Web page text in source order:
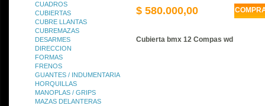
CUADROS
CUBIERTAS
CUBRE LLANTAS
CUBREMAZAS
DESARMES
DIRECCION
FORMAS
FRENOS
GUANTES / INDUMENTARIA
HORQUILLAS
MANOPLAS / GRIPS
MAZAS DELANTERAS
$ 580.000,00
Cubierta bmx 12 Compas wd